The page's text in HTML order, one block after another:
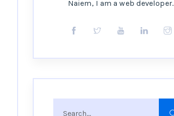
Naiem, I am a web developer.